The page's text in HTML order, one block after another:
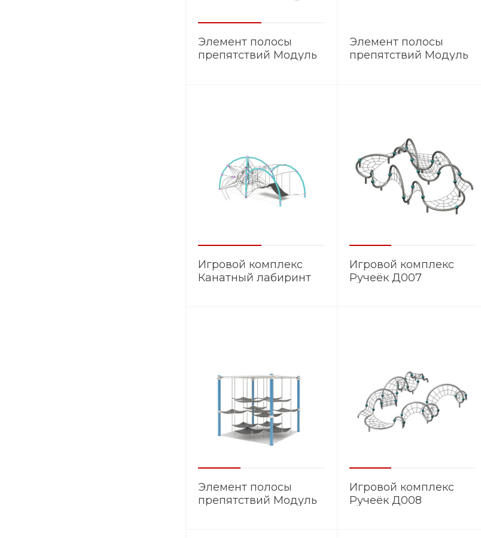
Элемент полосы
препятствий Модуль
Элемент полосы
препятствий Модуль
Игровой комплекс
Канатный лабиринт
Игровой комплекс
Ручеёк Д007
Элемент полосы
препятствий Модуль
Игровой комплекс
Ручеёк Д008